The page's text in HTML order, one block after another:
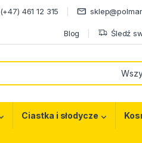
(+47) 461 12 315
Blog Śledź
Ciastka i słodycze